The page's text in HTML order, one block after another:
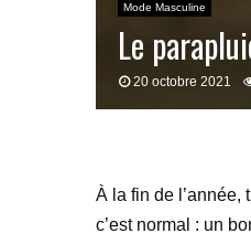
Mode Masculine
Le
20 octobre 2021
À la fin de l’année,
c’est normal : un